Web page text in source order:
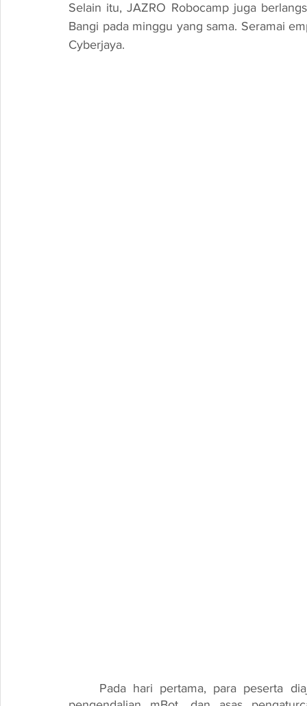
Selain itu, JAZRO Robocamp juga
Bangi pada minggu yang sama. Seramai
Cyberjaya.